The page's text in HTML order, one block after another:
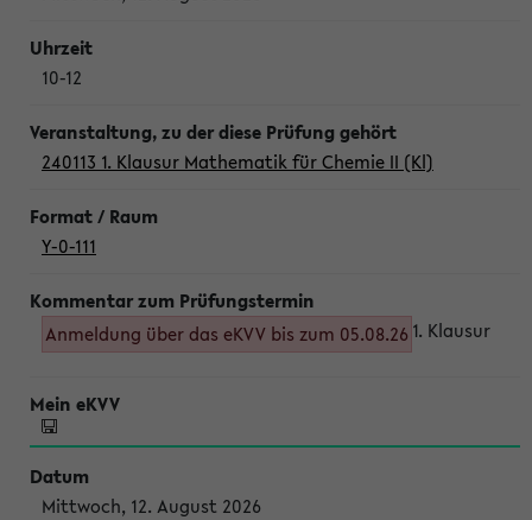
10-12
240113 1. Klausur Mathematik für Chemie II (Kl)
Y-0-111
Anmeldung über das eKVV bis zum 05.08.26 1. Klausur
Mittwoch, 12. August 2026